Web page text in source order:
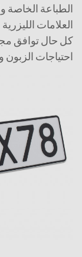
الطباعة الخاصة
العلامات
كل حال توافق
احتياجات الزبون